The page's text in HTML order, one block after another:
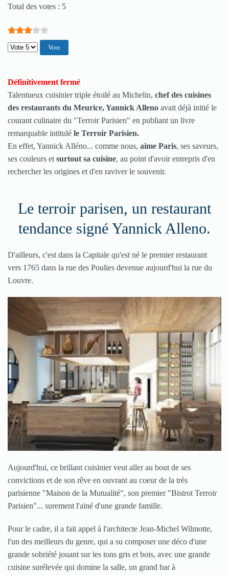
Vote utilisateur: 3/
Total des votes : 5
Veuillez voter
Définitivement fermé
Talentueux cuisinier triple étoilé au Michelin, chef des cuisines
des restaurants du Meurice, Yannick Alleno avait déjà initié le
courant culinaire du "Terroir Parisien" en publiant un livre
remarquable intitulé le Terroir Parisien.
En effet, Yannick Alléno... comme nous, aime Paris, ses saveurs,
ses couleurs et surtout sa cuisine, au point d'avoir entrepris d'en
rechercher les origines et d'en raviver le souvenir.
Le terroir parisen, un restaurant
tendance signé Yannick Alleno.
D'ailleurs, c'est dans la Capitale qu'est né le premier restaurant
vers 1765 dans la rue des Poulies devenue aujourd'hui la rue du
Louvre.
Aujourd'hui, ce brillant cuisinier veut aller au bout de ses
convictions et de son rêve en ouvrant au coeur de la très
parisienne "Maison de la Mutualité", son premier "Bistrot Terroir
Parisien"... surement l'ainé d'une grande famille.
Pour le cadre, il a fait appel à l'architecte Jean-Michel Wilmotte,
l'un des meilleurs du genre, qui a su composer une déco d'une
grande sobriété jouant sur les tons gris et bois, avec une grande
cuisine surélevée qui domine la salle, un grand bar à